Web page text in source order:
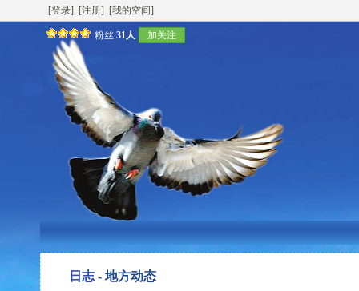
[登录] [注册] [我的空间]
粉丝 31人 加关注
日志 - 地方动态